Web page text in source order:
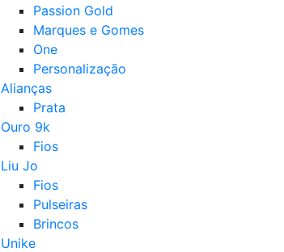
Passion Gold
Marques e Gomes
One
Personalização
Alianças
Prata
Ouro 9k
Fios
Liu Jo
Fios
Pulseiras
Brincos
Unike